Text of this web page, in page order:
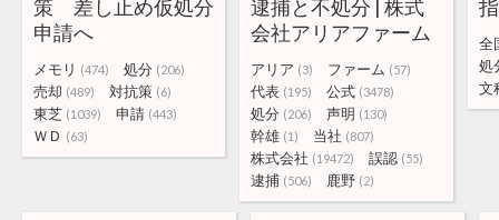
策 差し止め仮処分
申請へ
メモリ (474) 処分 (206)
売却 (489) 対抗策 (6)
東芝 (1039) 申請 (443)
ＷＤ (63)
逮捕と不処分 | 株式
会社アリアファーム
アリア (3) ファーム (57)
代表 (195) 公式 (3478)
処分 (206) 声明 (130)
幹雄 (1) 当社 (807)
株式会社 (19472) 誤認 (55)
逮捕 (506) 鹿野 (2)
全
処
文